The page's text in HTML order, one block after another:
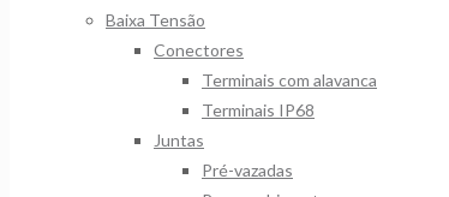
Baixa Tensão
Conectores
Terminais com alavanca
Terminais IP68
Juntas
Pré-vazadas